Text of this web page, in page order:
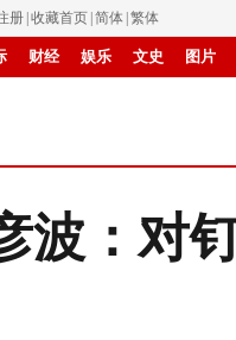
册 收藏首页 简体 繁体
财经 娱乐 文史 图片
波：对